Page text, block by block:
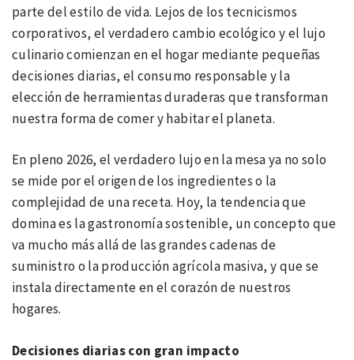
parte del estilo de vida. Lejos de los tecnicismos
corporativos, el verdadero cambio ecológico y el lujo
culinario comienzan en el hogar mediante pequeñas
decisiones diarias, el consumo responsable y la
elección de herramientas duraderas que transforman
nuestra forma de comer y habitar el planeta.
En pleno 2026, el verdadero lujo en la mesa ya no solo
se mide por el origen de los ingredientes o la
complejidad de una receta. Hoy, la tendencia que
domina es la gastronomía sostenible, un concepto que
va mucho más allá de las grandes cadenas de
suministro o la producción agrícola masiva, y que se
instala directamente en el corazón de nuestros
hogares.
Decisiones diarias con gran impacto